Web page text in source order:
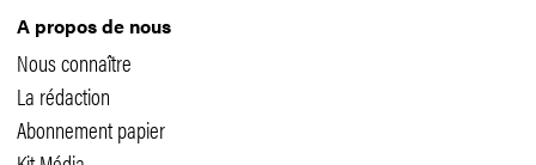
A propos de nous
Nous connaître
La rédaction
Abonnement papier